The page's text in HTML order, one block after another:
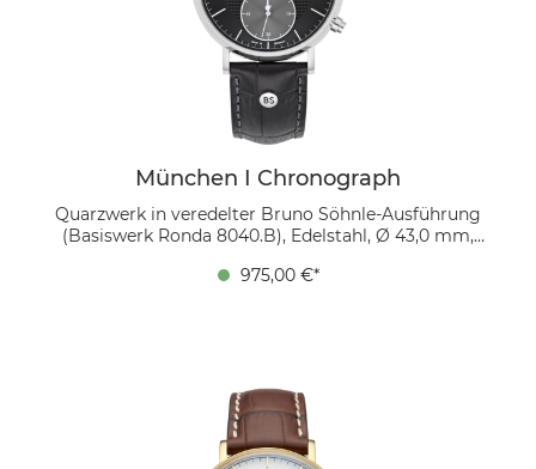
München I Chronograph
Quarzwerk in veredelter Bruno Söhnle-Ausführung
(Basiswerk Ronda 8040.B), Edelstahl, Ø 43,0 mm,
Kalbsleder schwarz, Faltschließe
975,00 €*